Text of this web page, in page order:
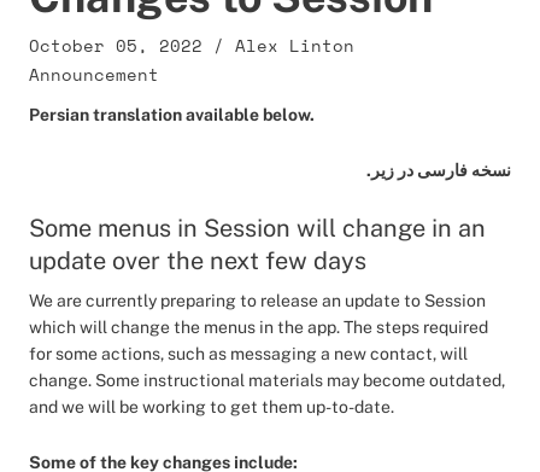
October 05, 2022 / Alex Linton
Announcement
Persian translation available below.
نسخه فارسی در زیر.
Some menus in Session will change in an
update over the next few days
We are currently preparing to release an update to Session
which will change the menus in the app. The steps required
for some actions, such as messaging a new contact, will
change. Some instructional materials may become outdated,
and we will be working to get them up-to-date.
Some of the key changes include: